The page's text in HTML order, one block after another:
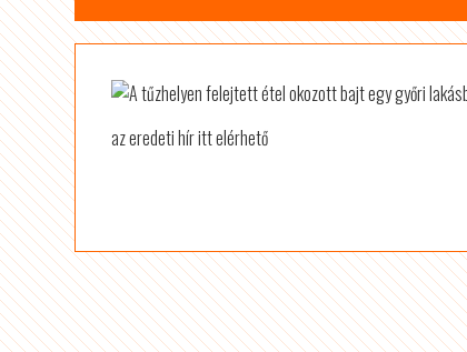
az eredeti hír itt elérhető